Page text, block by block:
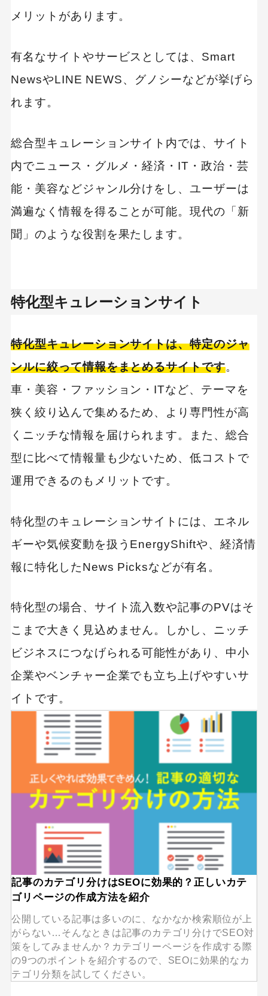
MEO
Shopify
Webサイトリニューアル
Webマーケティングツール
アクセス解析
コンテンツマーケティング
サイト改善
ディスプレイ広告
フレームワーク
ホワイトペーパー
リンクビルディング
採用サイト
調査レポート
メリットがあります。
有名なサイトやサービスとしては、Smart
NewsやLINE NEWS、グノシーなどが挙げら
れます。
総合型キュレーションサイト内では、サイト
内でニュース・グルメ・経済・IT・政治・芸
能・美容などジャンル分けをし、ユーザーは
満遍なく情報を得ることが可能。現代の「新
聞」のような役割を果たします。
特化型キュレーションサイト
特化型キュレーションサイトは、特定のジャ
ンルに絞って情報をまとめるサイトです。
車・美容・ファッション・ITなど、テーマを
狭く絞り込んで集めるため、より専門性が高
くニッチな情報を届けられます。また、総合
型に比べて情報量も少ないため、低コストで
運用できるのもメリットです。
特化型のキュレーションサイトには、エネル
ギーや気候変動を扱うEnergyShiftや、経済情
報に特化したNews Picksなどが有名。
特化型の場合、サイト流入数や記事のPVはそ
こまで大きく見込めません。しかし、ニッチ
ビジネスにつなげられる可能性があり、中小
企業やベンチャー企業でも立ち上げやすいサ
イトです。
記事のカテゴリ分けはSEOに効果的？正しいカテ
ゴリページの作成方法を紹介
公開している記事は多いのに、なかなか検索順位が上
がらない…そんなときは記事のカテゴリ分けでSEO対
策をしてみませんか？カテゴリーページを作成する際
の9つのポイントを紹介するので、SEOに効果的なカ
テゴリ分類を試してください。